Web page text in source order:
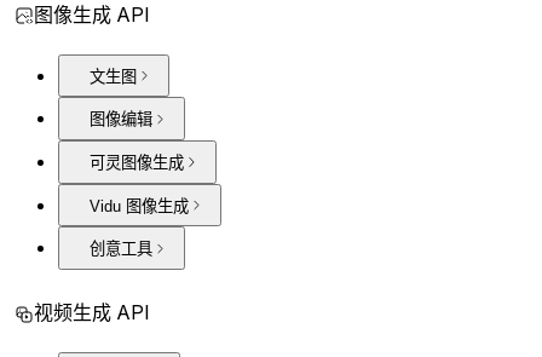
图像生成 API
文生图
图像编辑
可灵图像生成
Vidu 图像生成
创意工具
视频生成 API